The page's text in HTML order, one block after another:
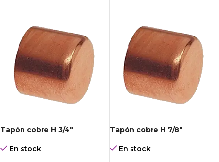
Tapón cobre H 3/4″
En stock
Tapón cobre H 7/8″
En stock